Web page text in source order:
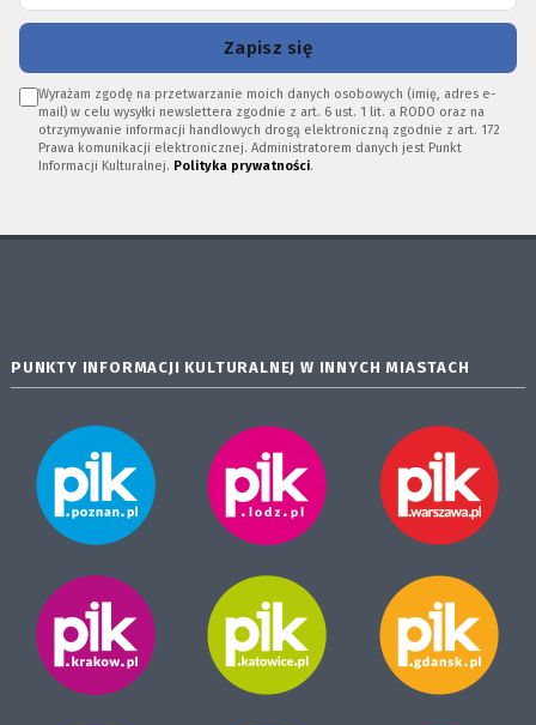
Zapisz się
Wyrażam zgodę na przetwarzanie moich danych osobowych (imię, adres e-
mail) w celu wysyłki newslettera zgodnie z art. 6 ust. 1 lit. a RODO oraz na
otrzymywanie informacji handlowych drogą elektroniczną zgodnie z art. 172
Prawa komunikacji elektronicznej. Administratorem danych jest Punkt
Informacji Kulturalnej. Polityka prywatności.
PUNKTY INFORMACJI KULTURALNEJ W INNYCH MIASTACH